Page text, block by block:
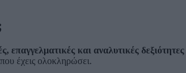
επαγγελματικές και αναλυτικές δεξιότητες
έχεις ολοκληρώσει.